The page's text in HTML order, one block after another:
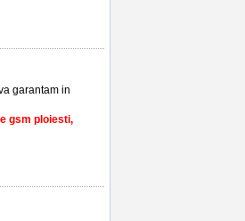
garantam in
gsm ploiesti,